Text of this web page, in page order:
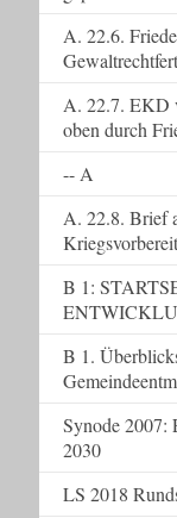
A. 22.6.
A. 22.7. EKD
oben durch
-- A
A. 22.8. Brief
B 1:
B 1.
Synode 2007:
2030
LS 2018